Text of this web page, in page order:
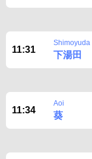
11:31
Shimoyuda
下湯田
11:34
Aoi
葵